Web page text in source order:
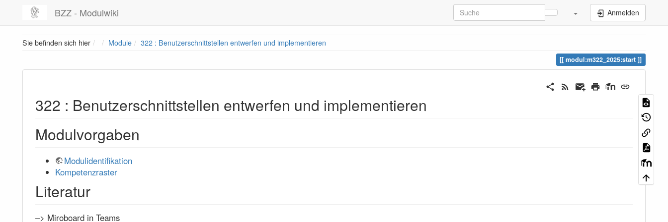
BZZ - Modulwiki Anmelden
Sie befinden sich hier HomeModule 322 : Benutzerschnittstellen entwerfen und implementieren
modul:m322_2025:start
322 : Benutzerschnittstellen entwerfen und implementieren
Modulvorgaben
Modulidentifikation
Kompetenzraster
Literatur
–> Miroboard in Teams